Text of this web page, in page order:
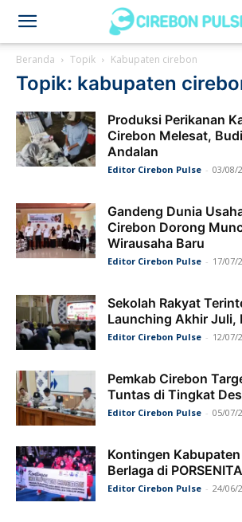
Cirebon
Pulse
Beranda Topik Kabupaten cirebon
Topik: kabupaten
Produksi Perikanan
Cirebon Melesat,
Andalan
Editor Cirebon Pulse - 03/08/
Gandeng Dunia
Cirebon Dorong
Wirausaha Baru
Editor Cirebon Pulse - 17/07/
Sekolah Rakyat
Launching Akhir Juli,
Editor Cirebon Pulse - 12/07/
Pemkab Cirebon
Tuntas di Tingkat
Editor Cirebon Pulse - 05/07/
Kontingen
Berlaga di
Editor Cirebon Pulse - 24/06/